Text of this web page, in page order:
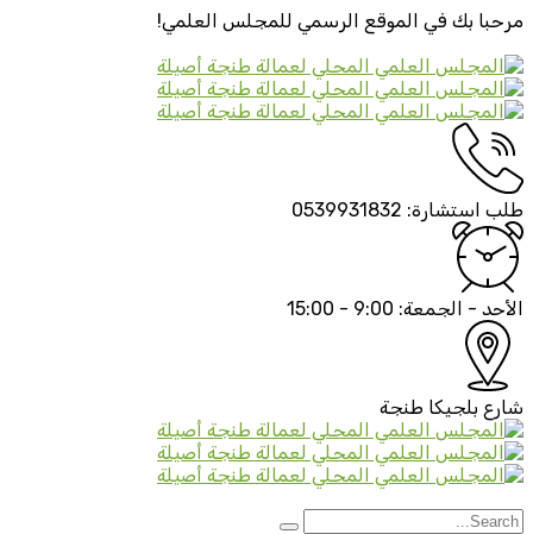
مرحبا بك في الموقع الرسمي للمجلس العلمي!
طلب استشارة: 0539931832
الأحد - الجمعة: 9:00 - 15:00
شارع بلجيكا طنجة